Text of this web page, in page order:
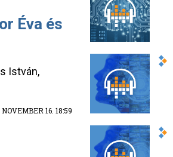
Éva és
István,
16. 18:59